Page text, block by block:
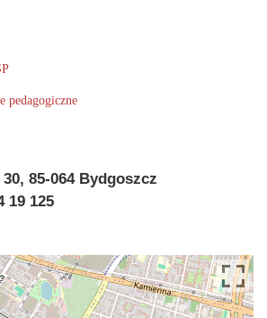
pedagogiczne
85-064 Bydgoszcz
19 125